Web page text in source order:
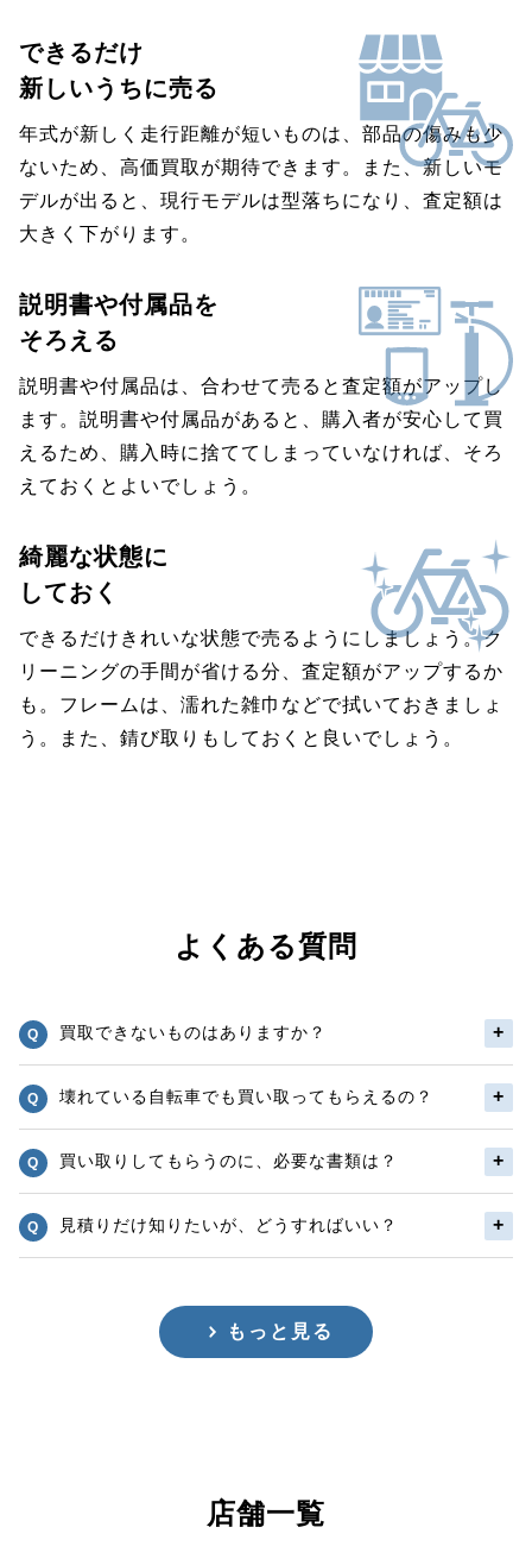
できるだけ
新しいうちに売る
年式が新しく走行距離が短いものは、部品の傷みも少
ないため、高価買取が期待できます。また、新しいモ
デルが出ると、現行モデルは型落ちになり、査定額は
大きく下がります。
説明書や付属品を
そろえる
説明書や付属品は、合わせて売ると査定額がアップし
ます。説明書や付属品があると、購入者が安心して買
えるため、購入時に捨ててしまっていなければ、そろ
えておくとよいでしょう。
綺麗な状態に
しておく
できるだけきれいな状態で売るようにしましょう。ク
リーニングの手間が省ける分、査定額がアップするか
も。フレームは、濡れた雑巾などで拭いておきましょ
う。また、錆び取りもしておくと良いでしょう。
よくある質問
買取できないものはありますか？
壊れている自転車でも買い取ってもらえるの？
買い取りしてもらうのに、必要な書類は？
見積りだけ知りたいが、どうすればいい？
もっと見る
店舗一覧